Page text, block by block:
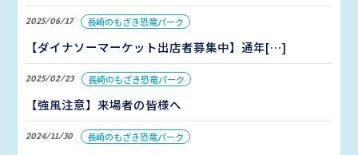
2025/06/17 長崎のもざき恐竜パーク
【ダイナソーマーケット出店者募集中】通年[…]
2025/02/23 長崎のもざき恐竜パーク
【強風注意】来場者の皆様へ
2024/11/30 長崎のもざき恐竜パーク